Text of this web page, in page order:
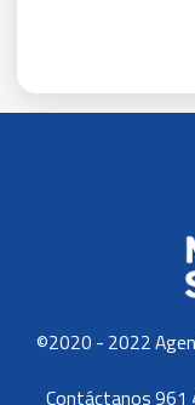
©2020 - 2022
Contáctanos 961